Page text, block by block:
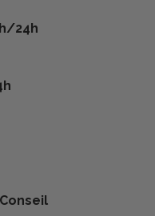
24h